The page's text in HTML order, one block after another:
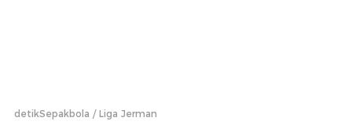
detikSepakbola Liga Jerman